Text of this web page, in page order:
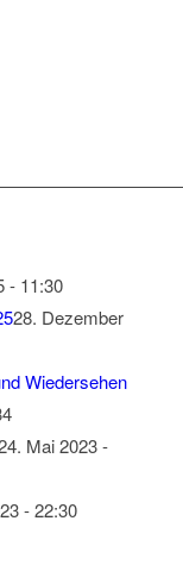
- 11:30
28. Dezember
Wiedersehen
Mai 2023 -
- 22:30